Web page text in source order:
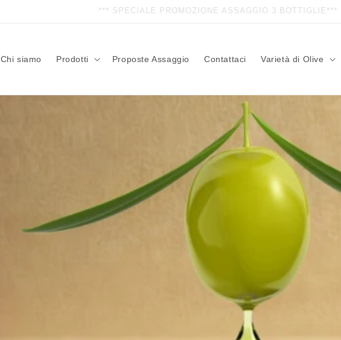
*** SPECIALE PROMOZIONE ASSAGGIO 3 BOTTIGLIE***
Chi siamo Prodotti Proposte Assaggio Contattaci Varietà di Olive